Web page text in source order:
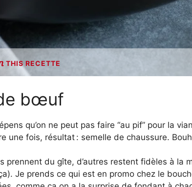
THIS RECETTE
bœuf
qu’on ne peut pas faire “au pif” pour la
une fois, résultat : semelle de chaussure.
du gîte, d’autres restent fidèles à la
Je prends ce qui est en promo chez le